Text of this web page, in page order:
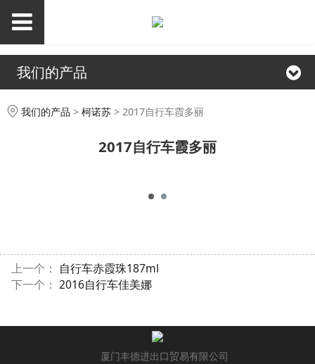
我们的产品
2017自行车霞多丽
我们的产品 > 柯诺苏 > 2017自行车霞多丽
2017自行车霞多丽
上一个： 自行车赤霞珠187ml
下一个： 2016自行车佳美娜
厦门丰德进出口贸易有限公司